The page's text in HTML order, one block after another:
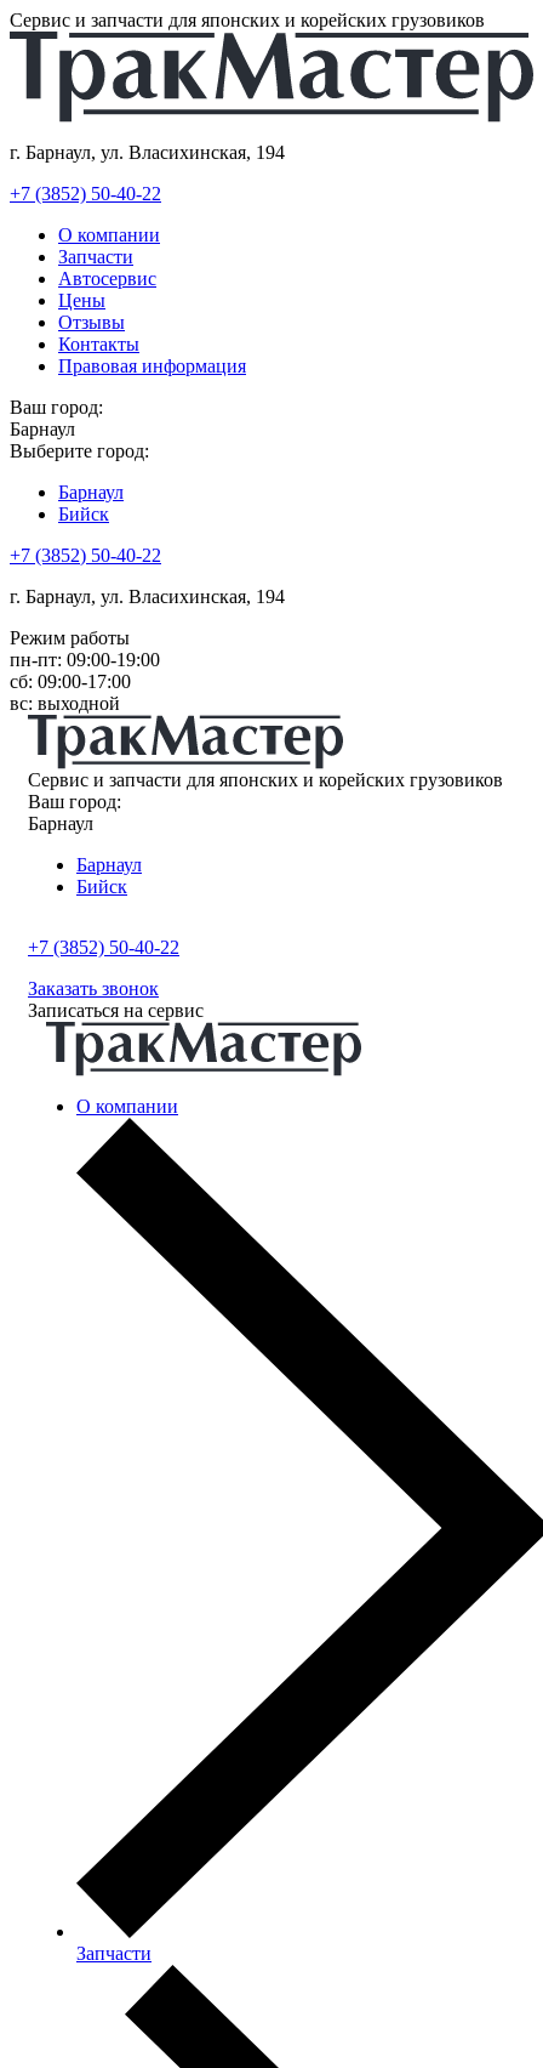
Сервис и запчасти для японских и корейских грузовиков
г. Барнаул, ул. Власихинская, 194
+7 (3852) 50-40-22
О компании
Запчасти
Автосервис
Цены
Отзывы
Контакты
Правовая информация
Ваш город:
Барнаул
Выберите город:
Барнаул
Бийск
+7 (3852) 50-40-22
г. Барнаул, ул. Власихинская, 194
Режим работы
пн-пт: 09:00-19:00
сб: 09:00-17:00
вс: выходной
Сервис и запчасти для японских и корейских грузовиков
Ваш город:
Барнаул
Барнаул
Бийск
+7 (3852) 50-40-22
Заказать звонок
Записаться на сервис
О компании
Запчасти